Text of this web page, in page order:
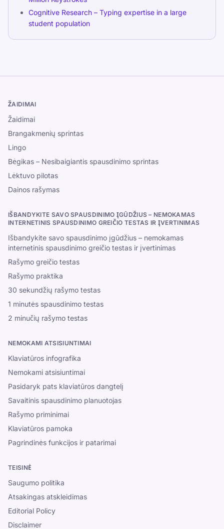
Cognitive Research – Typing expertise in a large
student population
ŽAIDIMAI
Žaidimai
Brangakmenių sprintas
Lingo
Bėgikas – Nesibaigiantis spausdinimo sprintas
Lėktuvo pilotas
Dainos rašymas
IŠBANDYKITE SAVO SPAUSDINIMO ĮGŪDŽIUS – NEMOKAMAS
INTERNETINIS SPAUSDINIMO GREIČIO TESTAS IR ĮVERTINIMAS
Išbandykite savo spausdinimo įgūdžius – nemokamas
internetinis spausdinimo greičio testas ir įvertinimas
Rašymo greičio testas
Rašymo praktika
30 sekundžių rašymo testas
1 minutės spausdinimo testas
2 minučių rašymo testas
NEMOKAMI ATSISIUNTIMAI
Klaviatūros infografika
Nemokami atsisiuntimai
Pasidaryk pats klaviatūros dangtelį
Savaitinis spausdinimo planuotojas
Rašymo priminimai
Klaviatūros pamoka
Pagrindinės funkcijos ir patarimai
TEISINĖ
Saugumo politika
Atsakingas atskleidimas
Editorial Policy
Disclaimer